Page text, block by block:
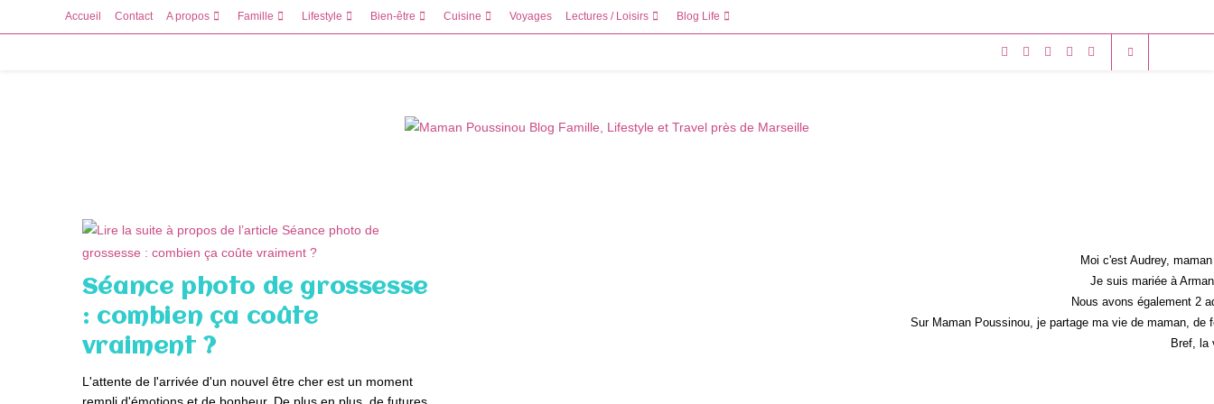
to
Accueil Contact A propos Famille Lifestyle Bien-être Cuisine Voyages Lectures / Loisirs Blog Life
Séance photo de grossesse
: combien ça coûte
vraiment ?
L'attente de l'arrivée d'un nouvel être cher est un moment
rempli d'émotions et de bonheur. De plus en plus, de futures
Moi c'est Audrey,
Je suis mariée à
Nous avons également 2
Sur Maman Poussinou, je partage ma vie de maman,
Bref, la